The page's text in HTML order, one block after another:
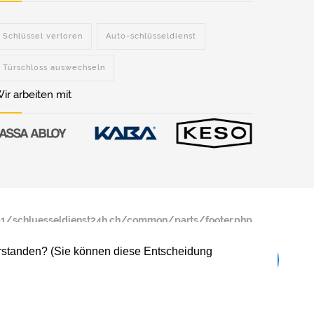
Schlüssel verloren Auto-schlüsseldienst
Türschloss auswechseln
arbeiten mit
schluesseldienst24h.ch/common/parts/footer.php
(Sie können diese Entscheidung